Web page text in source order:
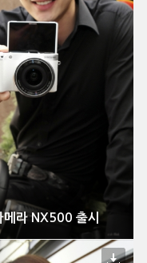
라 NX500 출시